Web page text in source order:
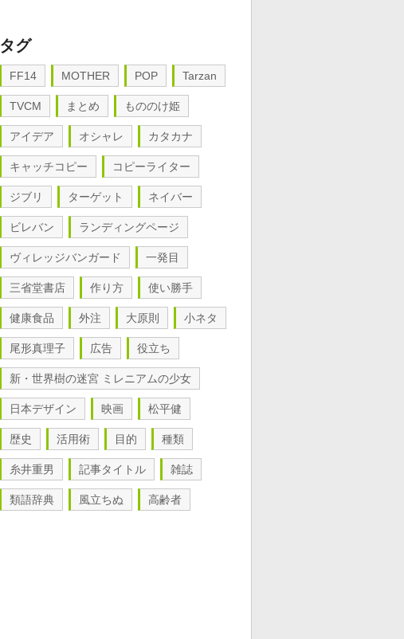
タグ
FF14 MOTHER POP Tarzan
TVCM まとめ もののけ姫
アイデア オシャレ カタカナ
キャッチコピー コピーライター
ジブリ ターゲット ネイバー
ビレバン ランディングページ
ヴィレッジバンガード 一発目
三省堂書店 作り方 使い勝手
健康食品 外注 大原則 小ネタ
尾形真理子 広告 役立ち
新・世界樹の迷宮 ミレニアムの少女
日本デザイン 映画 松平健
歴史 活用術 目的 種類
糸井重男 記事タイトル 雑誌
類語辞典 風立ちぬ 高齢者